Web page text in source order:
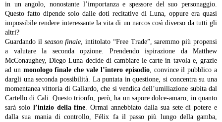
in un angolo, nonostante l’importanza e spessore del suo personaggio.
Questo fatto dipende solo dalle doti recitative di Luna, oppure era quasi
impossibile rendere interessante la vita di un narcos così diverso da tutti gli
altri?
Guardando il season finale, intitolato “Free Trade”, saremmo più propensi
a valutare la seconda opzione. Prendendo ispirazione da Matthew
McConaughey, Diego Luna decide di cambiare le carte in tavola e, grazie
ad un monologo finale che vale l’intero episodio, convince il pubblico a
dargli una seconda possibilità. La puntata in questione, si concentra su una
momentanea vittoria di Gallardo, che si vendica dell’umiliazione subita dal
Cartello di Cali. Questo trionfo, però, ha un sapore dolce-amaro, in quanto
sarà solo l’inizio della fine. Ormai annebbiato dalla sua sete di potere e
dalla sua mania di controllo, Félix fa il passo più lungo della gamba,